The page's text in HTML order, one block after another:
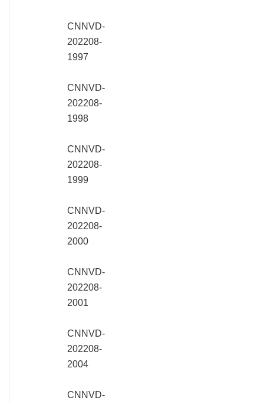
CNNVD-
202208-
1997
CNNVD-
202208-
1998
CNNVD-
202208-
1999
CNNVD-
202208-
2000
CNNVD-
202208-
2001
CNNVD-
202208-
2004
CNNVD-